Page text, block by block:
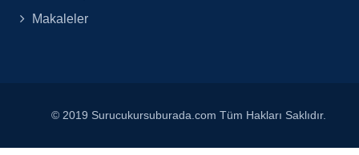
Makaleler
© 2019 Surucukursuburada.com Tüm Hakları Saklıdır.